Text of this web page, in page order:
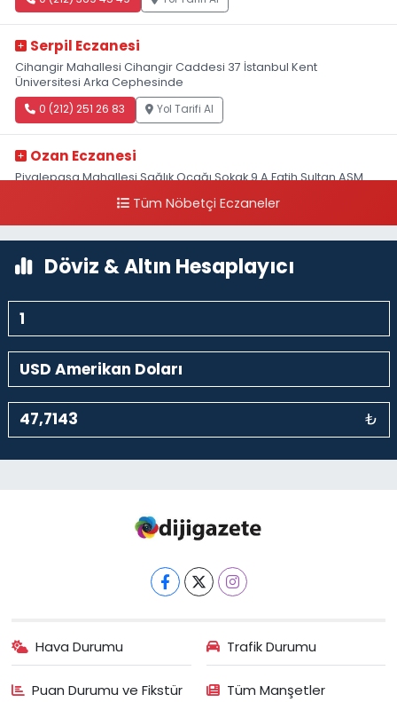
Serpil Eczanesi
Cihangir Mahallesi Cihangir Caddesi 37 İstanbul Kent
Üniversitesi Arka Cephesinde
0 (212) 251 26 83 Yol Tarifi Al
Ozan Eczanesi
Piyalepaşa Mahallesi Sağlık Ocağı Sokak 9 A Fatih Sultan ASM
Tüm Nöbetçi Eczaneler
Döviz & Altın Hesaplayıcı
₺
Hava Durumu Trafik Durumu
Puan Durumu ve Fikstür Tüm Manşetler